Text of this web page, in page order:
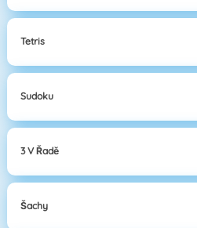
Tetris
Sudoku
3 V Řadě
Šachy